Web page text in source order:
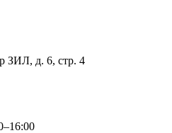
ЗИЛ, д. 6, стр. 4